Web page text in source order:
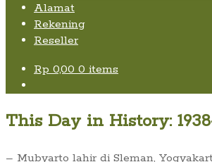
Alamat
Rekening
Reseller
Rp 0,00 0 items
This Day in History:
– Mubyarto lahir di Sleman,